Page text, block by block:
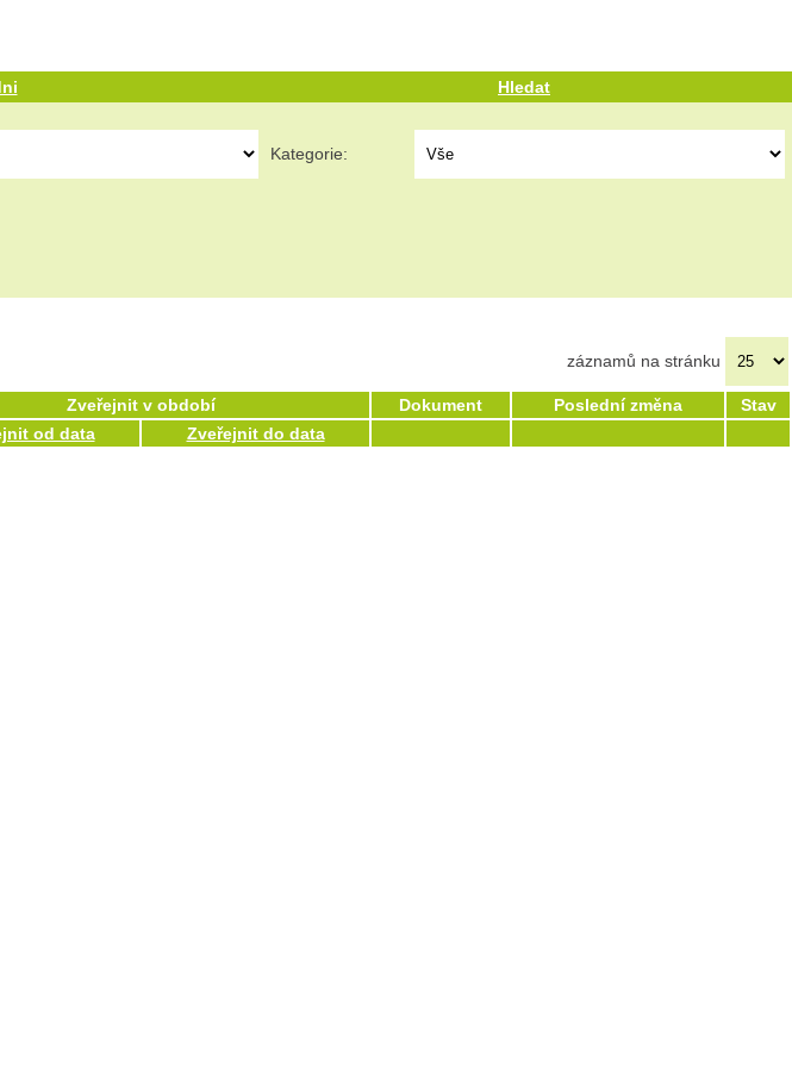
Hledat
Kategorie:
záznamů na stránku
Zveřejnit v období Dokument Poslední změna
Stav
od data
Zveřejnit do data